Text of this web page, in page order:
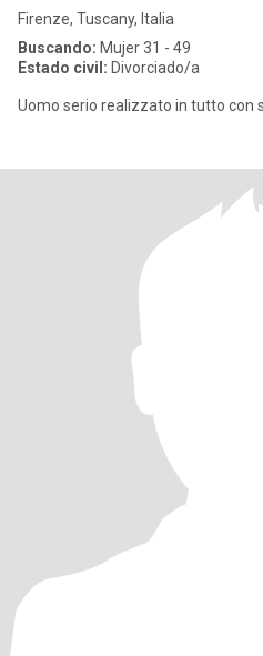
Firenze, Tuscany, Italia
Buscando: Mujer 31 - 49
Estado civil: Divorciado/a
Uomo serio realizzato in tutto con